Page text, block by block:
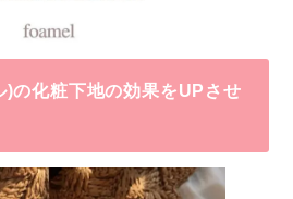
の化粧下地の効果をUPさせ